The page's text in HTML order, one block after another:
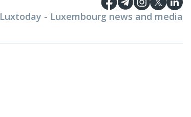
Luxtoday - Luxembourg news and media